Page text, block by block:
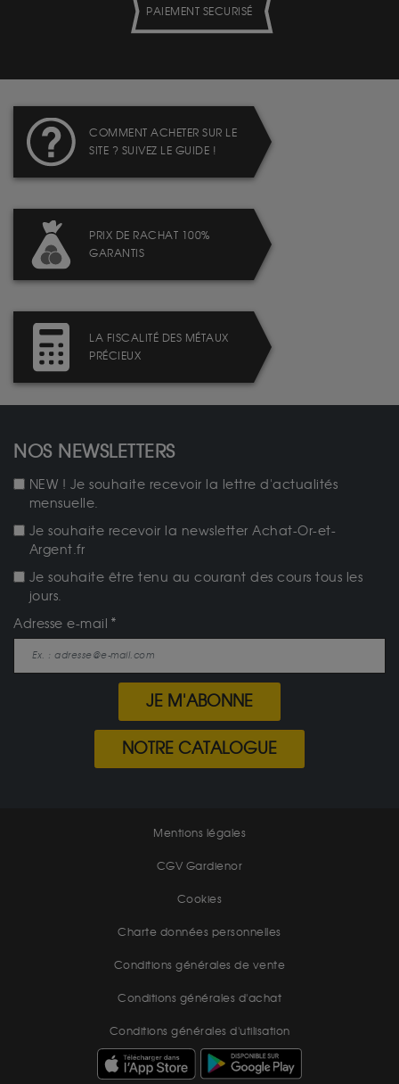
PAIEMENT SECURISÉ
COMMENT ACHETER SUR LE
SITE ? SUIVEZ LE GUIDE !
PRIX DE RACHAT 100%
GARANTIS
LA FISCALITÉ DES MÉTAUX
PRÉCIEUX
NOS NEWSLETTERS
NEW ! Je souhaite recevoir la lettre d'actualités
mensuelle.
Je souhaite recevoir la newsletter Achat-Or-et-
Argent.fr
Je souhaite être tenu au courant des cours tous les
jours.
Adresse e-mail
JE M'ABONNE
NOTRE CATALOGUE
Mentions légales
CGV Gardienor
Cookies
Charte données personnelles
Conditions générales de vente
Conditions générales d'achat
Conditions générales d'utilisation